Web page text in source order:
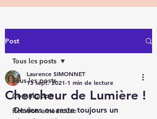
Post
Tous les posts
Consultation
Relation amoureuse
Tous les posts
Chercheur de Lumière !
Laurence SIMONNET
13 sept. 2021 1 min de lecture
Deviens ou reste toujours un